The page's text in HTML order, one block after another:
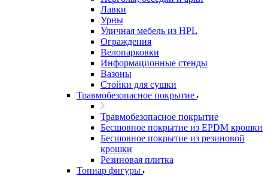
Лавки
Урны
Уличная мебель из HPL
Ограждения
Велопарковки
Информационные стенды
Вазоны
Стойки для сушки
Травмобезопасное покрытие
Травмобезопасное покрытие
Бесшовное покрытие из EPDM крошки
Бесшовное покрытие из резиновой
крошки
Резиновая плитка
Топиар фигуры